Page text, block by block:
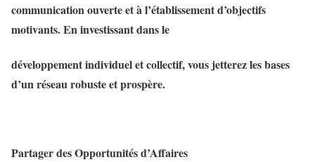
communication ouverte et à l’établissement d’objectifs
motivants. En investissant dans le
développement individuel et collectif, vous jetterez les bases
d’un réseau robuste et prospère.
Partager des Opportunités d’Affaires